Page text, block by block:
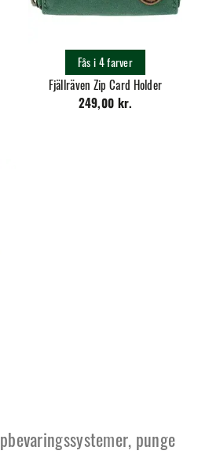
Fjällräven Zip Card Holder
249,00 kr.
Fås i 4 farver
punge